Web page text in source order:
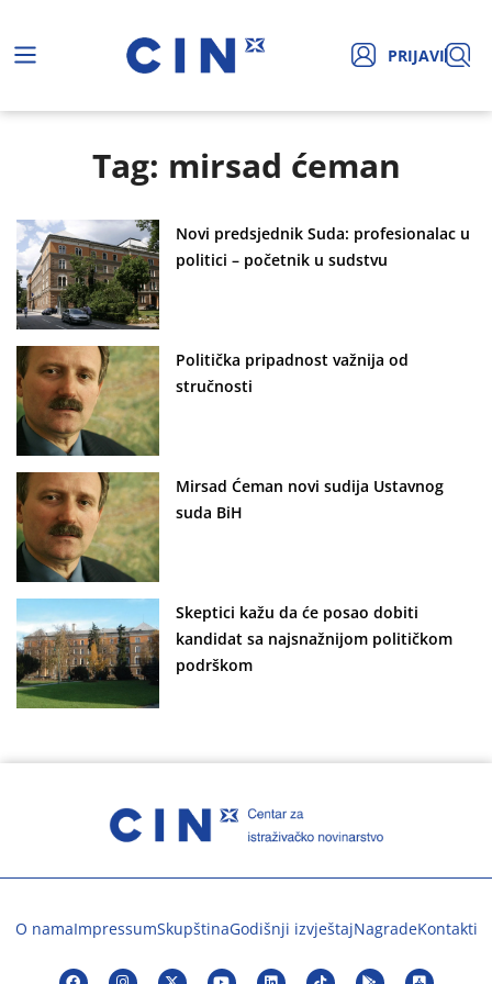
PRIJAVI
Tag: mirsad ćeman
Novi predsjednik Suda: profesionalac u
politici – početnik u sudstvu
Politička pripadnost važnija od
stručnosti
Mirsad Ćeman novi sudija Ustavnog
suda BiH
Skeptici kažu da će posao dobiti
kandidat sa najsnažnijom političkom
podrškom
O namaImpressumSkupštinaGodišnji izvještajNagradeKontakti